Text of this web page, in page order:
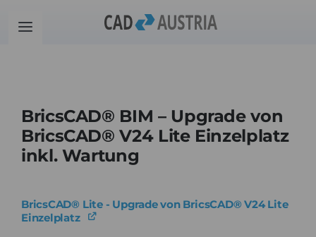
InhaltToggle
Schulung
Kontakt
Download
BricsCAD® BIM – Upgrade von
BricsCAD® V24 Lite Einzelplatz
inkl. Wartung
BricsCAD® Lite - Upgrade von BricsCAD® V24 Lite
Einzelplatz